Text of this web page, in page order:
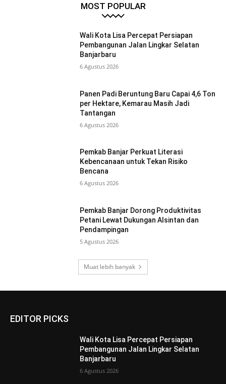
MOST POPULAR
Wali Kota Lisa Percepat Persiapan
Pembangunan Jalan Lingkar Selatan
Banjarbaru
6 Agustus 2026
Panen Padi Beruntung Baru Capai 4,6 Ton
per Hektare, Kemarau Masih Jadi
Tantangan
6 Agustus 2026
Pemkab Banjar Perkuat Literasi
Kebencanaan untuk Tekan Risiko
Bencana
6 Agustus 2026
Pemkab Banjar Dorong Produktivitas
Petani Lewat Dukungan Alsintan dan
Pendampingan
5 Agustus 2026
Muat lebih banyak
EDITOR PICKS
Wali Kota Lisa Percepat Persiapan
Pembangunan Jalan Lingkar Selatan
Banjarbaru
6 Agustus 2026